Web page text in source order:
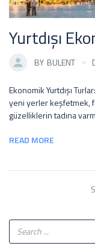
Yurtdışı
BY BULENT
Ekonomik Yurtdışı
yeni yerler keşfetmek,
güzelliklerin tadına
READ MORE